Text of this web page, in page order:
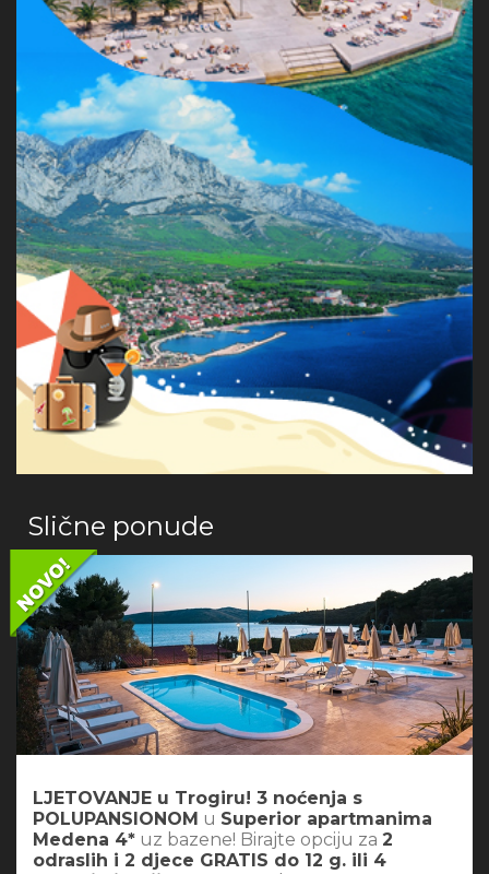
Slične ponude
LJETOVANJE u Trogiru! 3 noćenja s
POLUPANSIONOM u Superior apartmanima
Medena 4* uz bazene! Birajte opciju za 2
odraslih i 2 djece GRATIS do 12 g. ili 4